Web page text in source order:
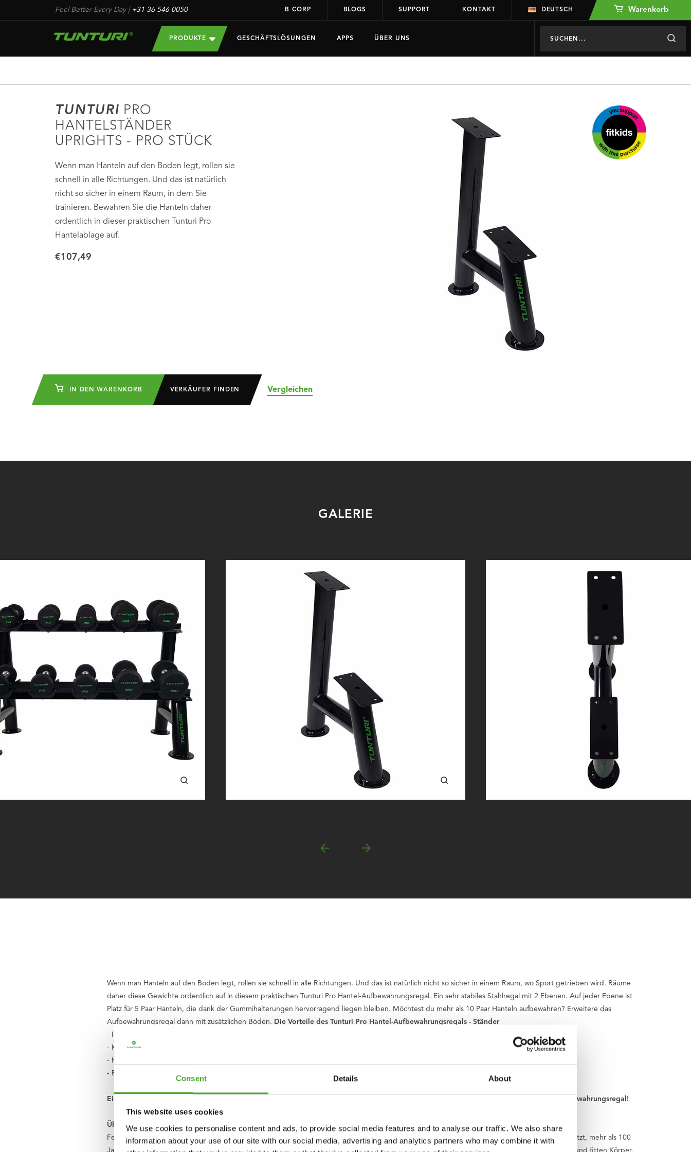
Consent Details About
This website uses cookies
We use cookies to personalise content and ads, to provide social media features and to analyse our traffic. We also share
information about your use of our site with our social media, advertising and analytics partners who may combine it with
Feel Better Every Day| +31 36 546 0050 B CORP BLOGS SUPPORT KONTAKT DEUTSCH Warenkorb
PRODUKTE GESCHÄFTSLÖSUNGEN APPS ÜBER UNS
TUNTURI PRO
HANTELSTÄNDER
UPRIGHTS - PRO STÜCK
Wenn man Hanteln auf den Boden legt, rollen sie
schnell in alle Richtungen. Und das ist natürlich
nicht so sicher in einem Raum, in dem Sie
trainieren. Bewahren Sie die Hanteln daher
ordentlich in dieser praktischen Tunturi Pro
Hantelablage auf.
€107,49
IN DEN WARENKORB VERKÄUFER FINDEN Vergleichen
GALERIE
Wenn man Hanteln auf den Boden legt, rollen sie schnell in alle Richtungen. Und das ist natürlich nicht so sicher in einem Raum, wo Sport getrieben wird. Räume
daher diese Gewichte ordentlich auf in diesem praktischen Tunturi Pro Hantel-Aufbewahrungsregal. Ein sehr stabiles Stahlregal mit 2 Ebenen. Auf jeder Ebene ist
Platz für 5 Paar Hanteln, die dank der Gummihalterungen hervorragend liegen bleiben. Möchtest du mehr als 10 Paar Hanteln aufbewahren? Erweitere das
Aufbewahrungsregal dann mit zusätzlichen Böden. Die Vorteile des Tunturi Pro Hantel-Aufbewahrungsregals - Ständer
- Für das sichere und übersichtliche Aufbewahren von 10 Paar Hanteln
- Kann gegen eine Wand oder in der Mitte eines Raumes platziert werden
- Hanteln liegen fest dank der Gummihalterungen
- Einfach zu erweitern mit Pro Hantel-Aufbewahrungsregal Böden
Ein Sportraum zu Hause oder im Fitnessstudio ordentlich und aufgeräumt halten? Dann entscheide dich für dieses Tunturi Pro Hantel-Aufbewahrungsregal!
Über Tunturi
Feel better every day . Das ist das Motto von Tunturi. Unsere Wurzeln liegen in Finnland, wo 1922 zwei Brüder einen Fahrradladen eröffneten. Jetzt, mehr als 100
Jahre später, sind wir ein niederländisches Unternehmen und eine weltweite Marke. Wir unterstützen dich auf deiner Reise zu einem gesunden und fitten Körper,